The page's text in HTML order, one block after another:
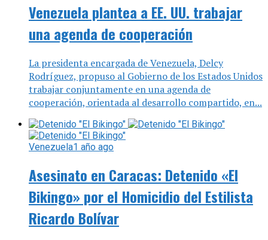
Venezuela plantea a EE. UU. trabajar
una agenda de cooperación
La presidenta encargada de Venezuela, Delcy
Rodríguez, propuso al Gobierno de los Estados Unidos
trabajar conjuntamente en una agenda de
cooperación, orientada al desarrollo compartido, en...
Venezuela1 año ago
Asesinato en Caracas: Detenido «El
Bikingo» por el Homicidio del Estilista
Ricardo Bolívar